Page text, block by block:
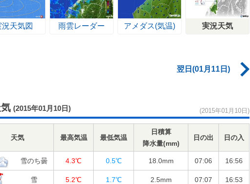
況天気図 雨雲レーダー アメダス(気温) 実況天気
翌日(01月11日)
(2015年01月10日) (2015年01月10日)
天気 最高気温 最低気温
日積算
降水量(mm)
日の出 日の入
雪のち曇 4.3℃ 0.5℃ 18.0mm 07:06 16:56
雪 5.2℃ 1.7℃ 2.5mm 07:07 16:53